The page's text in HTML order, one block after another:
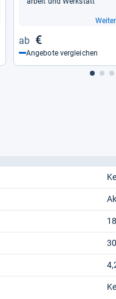
€
Angebote vergleichen